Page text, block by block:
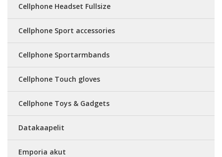
Cellphone Headset Fullsize
Cellphone Sport accessories
Cellphone Sportarmbands
Cellphone Touch gloves
Cellphone Toys & Gadgets
Datakaapelit
Emporia akut